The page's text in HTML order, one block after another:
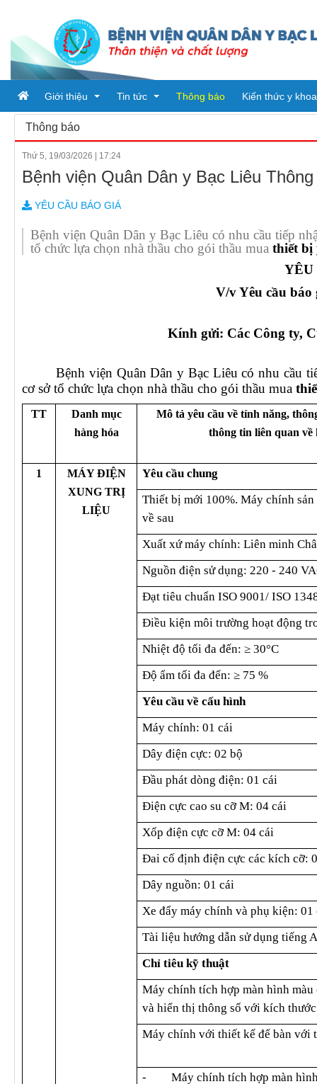
Giới thiệu
Tổ chức bệnh viện
PHÒNG KHTH & VTYT
PHÒNG TÀI CHÍNH - KẾ
PHÒNG ĐIỀU DƯỠNG
Khoa KHOA DƯỢC
KHOA KHÁM BỆNH CẤP
KHOA CẬN LÂM SÀNG
KHOA NGOẠI - SẢN
KHOA NỘI NHI NHIỄM
Tin tức
Tin tức
Thông báo Kiến thức y khoa
Thông báo
Thứ 5, 19/03/2026 17:24
Bệnh viện Quân Dân y Bạc Liêu
YÊU CẦU BÁO GIÁ
Bệnh viện Quân Dân y Bạc Liêu có nhu cầu tiếp
tổ chức lựa chọn nhà thầu cho gói thầu mua thiết bị
YÊU
V/v Yêu cầu
Kính gửi: Các Công ty,
Bệnh viện Quân Dân y Bạc Liêu có nhu cầu
cơ sở tổ chức lựa chọn nhà thầu cho gói thầu mua
TT
Danh mục
hàng hóa
Mô tả yêu cầu về tính năng,
thông tin liên quan về
1
MÁY ĐIỆN
XUNG TRỊ
LIỆU
Yêu cầu chung
Thiết bị mới 100%. Máy chính
về sau
Xuất xứ máy chính: Liên minh
Nguồn điện sử dụng: 220 - 240
Đạt tiêu chuẩn ISO 9001/ ISO
Điều kiện môi trường hoạt động
Nhiệt độ tối đa đến: ≥ 30°C
Độ ẩm tối đa đến: ≥ 75 %
Yêu cầu về cấu hình
Máy chính: 01 cái
Dây điện cực: 02 bộ
Đầu phát dòng điện: 01 cái
Điện cực cao su cỡ M: 04 cái
Xốp điện cực cỡ M: 04 cái
Đai cố định điện cực các kích cỡ:
Dây nguồn: 01 cái
Xe đẩy máy chính và phụ kiện: 01
Tài liệu hướng dẫn sử dụng tiếng
Chỉ tiêu kỹ thuật
Máy chính tích hợp màn hình
và hiển thị thông số với kích
Máy chính với thiết kế để bàn với
-
Máy chính tích hợp màn